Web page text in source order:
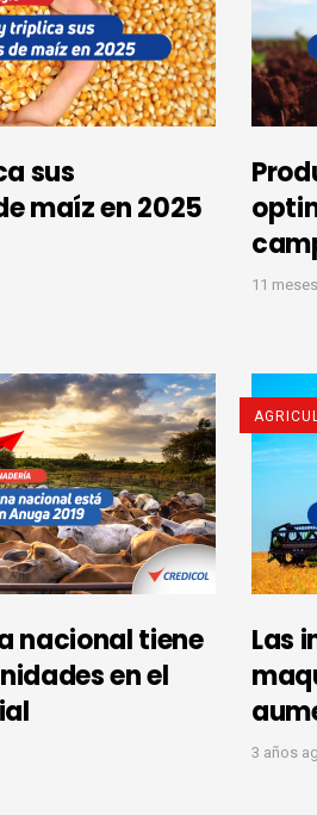
sus
maíz en 2025
11
nacional tiene
en el
Las
3 años